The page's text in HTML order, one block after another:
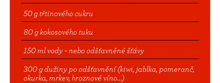
50 g třtinového cukru
80 g kokosového tuku
150 ml vody – nebo odšťavněné šťávy
300 g dužiny po odšťavnění (kiwi, jablka, pomeranč,
okurka, mrkev, hroznové víno...)